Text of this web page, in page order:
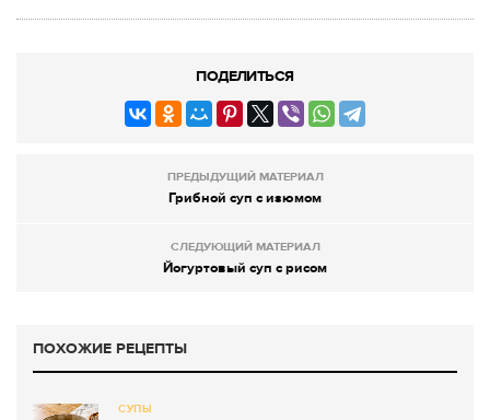
ПОДЕЛИТЬСЯ
ПРЕДЫДУЩИЙ МАТЕРИАЛ
Грибной суп с изюмом
СЛЕДУЮЩИЙ МАТЕРИАЛ
Йогуртовый суп с рисом
ПОХОЖИЕ РЕЦЕПТЫ
СУПЫ